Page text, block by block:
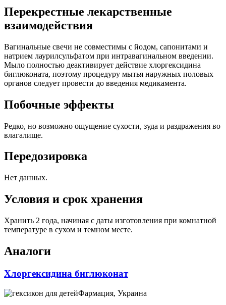
Перекрестные лекарственные
взаимодействия
Вагинальные свечи не совместимы с йодом, сапонитами и
натрием лаурилсульфатом при интравагинальном введении.
Мыло полностью деактивирует действие хлоргексидина
биглюконата, поэтому процедуру мытья наружных половых
органов следует провести до введения медикамента.
Побочные эффекты
Редко, но возможно ощущение сухости, зуда и раздражения во
влагалище.
Передозировка
Нет данных.
Условия и срок хранения
Хранить 2 года, начиная с даты изготовления при комнатной
температуре в сухом и темном месте.
Аналоги
Хлоргексидина биглюконат
Фармация, Украина